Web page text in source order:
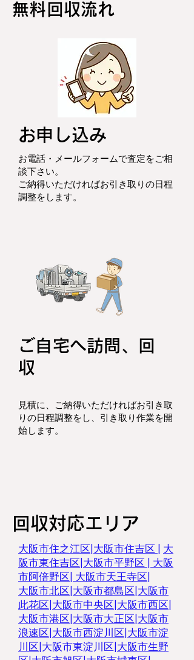
無料回収流れ
お申し込み
お電話・メールフォームで査定をご相
談下さい。
ご納得いただければお引き取りの日程
調整をします。
ご自宅へ訪問、回
収
見積に、ご納得いただければお引き取
りの日程調整をし、 引き取り作業を開
始します。
回収対応エリア
大阪市住之江区 大阪市住吉区 |
大
阪市東住吉区 大阪市平野区
大阪
市阿倍野区 大阪市天王寺区
大阪市北区 大阪市都島区 大阪市
此花区 大阪市中央区 大阪市西区
大阪市港区 大阪市大正区 大阪市
浪速区 大阪市西淀川区 大阪市淀
川区 大阪市東淀川区 大阪市生野